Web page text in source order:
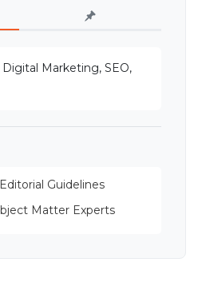
Digital Marketing, SEO,
Guidelines
Matter Experts